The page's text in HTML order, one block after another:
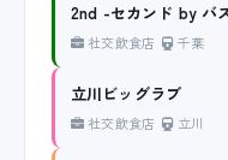
2nd -セカンド by バ
社交飲食店 千葉
立川ビッグラブ
社交飲食店 立川